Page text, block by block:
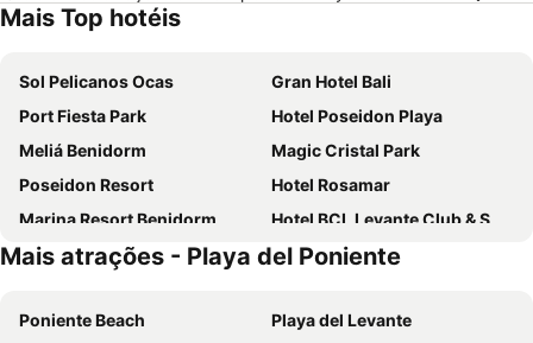
Mais Top hotéis
Sol Pelicanos Ocas
Gran Hotel Bali
Port Fiesta Park
Hotel Poseidon Playa
Meliá Benidorm
Magic Cristal Park
Poseidon Resort
Hotel Rosamar
Marina Resort Benidorm
Hotel BCL Levante Club & Spa 4 Sup - Only Adults Recomended
Hotel Benidorm East by Pierre & Vacances
Mont-Park
Medplaya Hotel Regente
Medplaya Hotel Rio Park
Mais atrações - Playa del Poniente
Poniente Beach
Playa del Levante